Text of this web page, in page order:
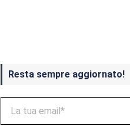
Resta sempre aggiornato!